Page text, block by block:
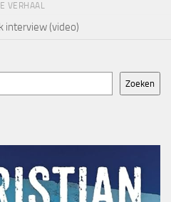
VERHAAL
interview (video)
Zoeken